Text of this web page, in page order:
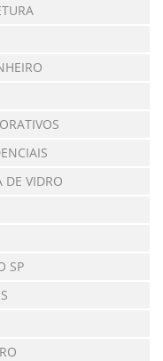
DE VIDRO
SP